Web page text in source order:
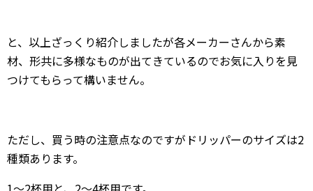
と、以上ざっくり紹介しましたが各メーカーさんから素
材、形共に多様なものが出てきているのでお気に入りを見
つけてもらって構いません。
ただし、買う時の注意点なのですがドリッパーのサイズは2
種類あります。